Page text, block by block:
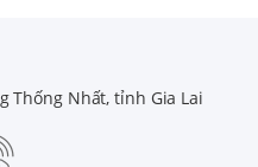
Thống Nhất, tỉnh Gia Lai